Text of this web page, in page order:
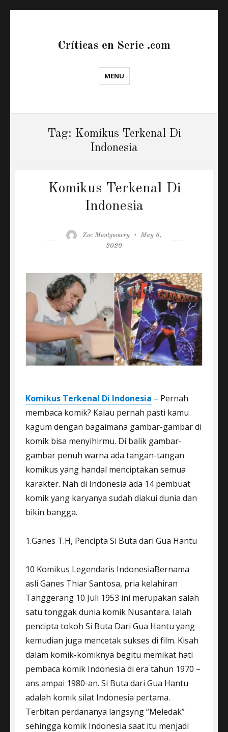
Críticas en Serie .com
MENU
Tag: Komikus Terkenal Di
Indonesia
Komikus Terkenal Di
Indonesia
Author
Zoe Montgomery
Posted
May 6,
2020
Komikus Terkenal Di Indonesia – Pernah
membaca komik? Kalau pernah pasti kamu
kagum dengan bagaimana gambar-gambar di
komik bisa menyihirmu. Di balik gambar-
gambar penuh warna ada tangan-tangan
komikus yang handal menciptakan semua
karakter. Nah di Indonesia ada 14 pembuat
komik yang karyanya sudah diakui dunia dan
bikin bangga.
1.Ganes T.H, Pencipta Si Buta dari Gua Hantu
10 Komikus Legendaris IndonesiaBernama
asli Ganes Thiar Santosa, pria kelahiran
Tanggerang 10 Juli 1953 ini merupakan salah
satu tonggak dunia komik Nusantara. Ialah
pencipta tokoh Si Buta Dari Gua Hantu yang
kemudian juga mencetak sukses di film. Kisah
dalam komik-komiknya begitu memikat hati
pembaca komik Indonesia di era tahun 1970 –
ans ampai 1980-an. Si Buta dari Gua Hantu
adalah komik silat Indonesia pertama.
Terbitan perdananya langsyng “Meledak”
sehingga komik Indonesia saat itu menjadi